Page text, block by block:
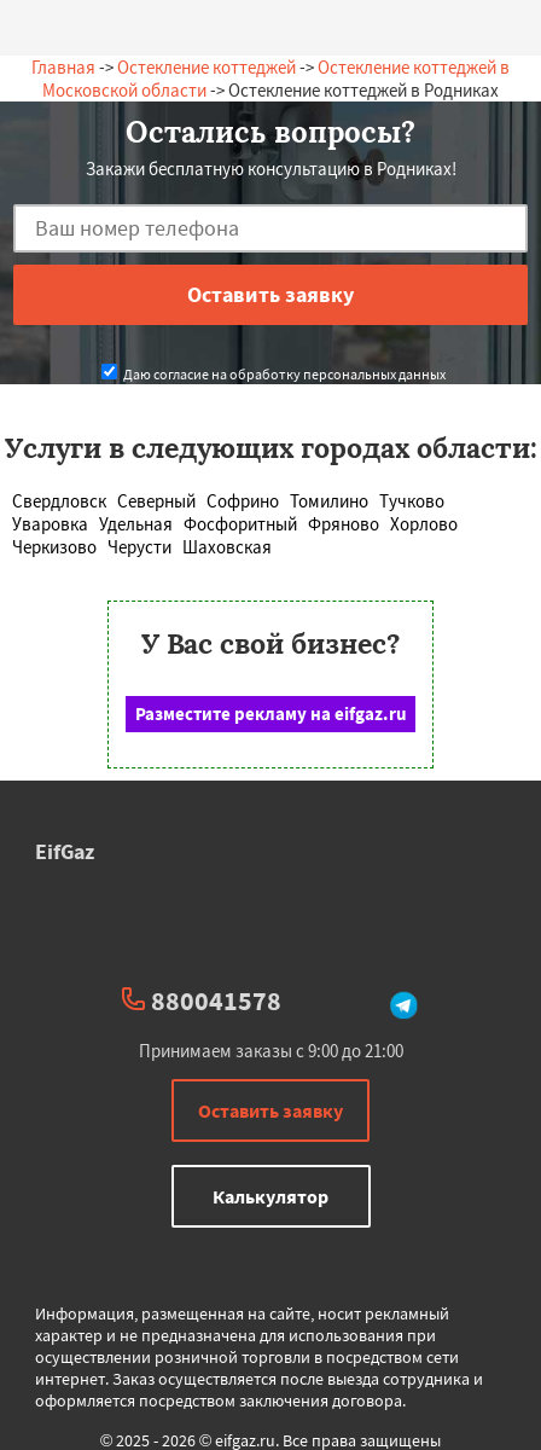
Главная ->Остекление коттеджей->Остекление коттеджей в
Московской области-> Остекление коттеджей в Родниках
Остались вопросы?
Закажи бесплатную консультацию в Родниках!
Даю согласие на обработку персональных данных
Услуги в следующих городах области:
Свердловск Северный Софрино Томилино Тучково
Уваровка Удельная Фосфоритный Фряново Хорлово
Черкизово Черусти Шаховская
У Вас свой бизнес?
Разместите рекламу на eifgaz.ru
EifGaz
880041578
Принимаем заказы с 9:00 до 21:00
Оставить заявку
Калькулятор
Информация, размещенная на сайте, носит рекламный
характер и не предназначена для использования при
осуществлении розничной торговли в посредством сети
интернет. Заказ осуществляется после выезда сотрудника и
оформляется посредством заключения договора.
© 2025 - 2026 © eifgaz.ru. Все права защищены